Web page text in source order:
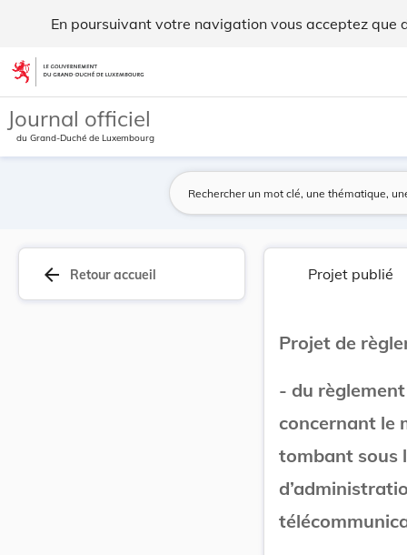
En poursuivant votre navigation vous acceptez que
Aller au contenu
Journal officiel
du Grand-Duché de Luxembourg
arrow_back Retour accueil Projet publié
Projet de
- du
concernant le
tombant sous